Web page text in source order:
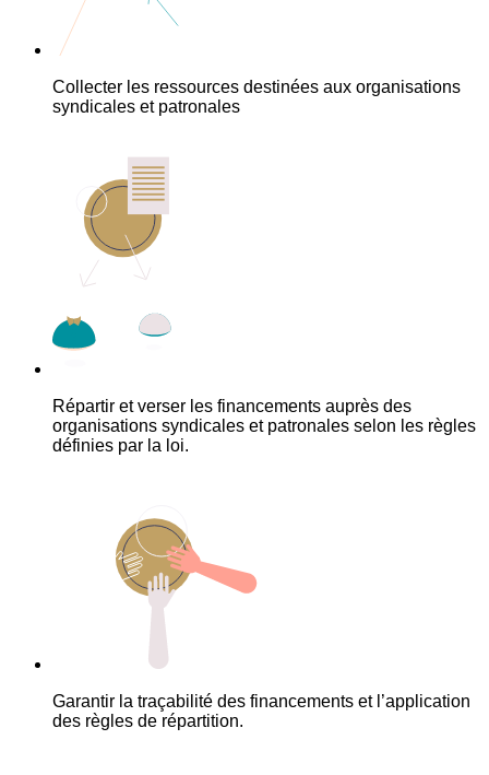
Collecter les ressources destinées aux organisations
syndicales et patronales
Répartir et verser les financements auprès des
organisations syndicales et patronales selon les règles
définies par la loi.
Garantir la traçabilité des financements et l’application
des règles de répartition.